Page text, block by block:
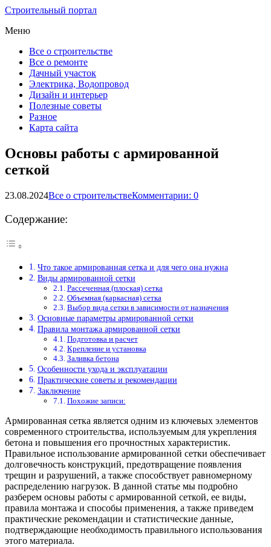
Строительный портал
Меню
Все о строительстве
Все о ремонте
Дачный участок
Электрика, Водопровод
Дизайн и интерьер
Полезные советы
Разное
Карта сайта
Основы работы с армированной
сеткой
23.08.2024Все о строительствеКомментарии: 0
Содержание:
Что такое армированная сетка и для чего она нужна
Виды армированной сетки
Рассеченная (плоская) сетка
Объемная (каркасная) сетка
Выбор вида сетки в зависимости от назначения
Основные параметры армированной сетки
Правила монтажа армированной сетки
Подготовка и расчет
Крепление и установка
Заливка бетона
Особенности ухода и эксплуатации
Практические советы и рекомендации
Заключение
Похожие записи:
Армированная сетка является одним из ключевых элементов
современного строительства, используемым для укрепления
бетона и повышения его прочностных характеристик.
Правильное использование армированной сетки обеспечивает
долговечность конструкций, предотвращение появления
трещин и разрушений, а также способствует равномерному
распределению нагрузок. В данной статье мы подробно
разберем основы работы с армированной сеткой, ее виды,
правила монтажа и способы применения, а также приведем
практические рекомендации и статистические данные,
подтверждающие необходимость правильного использования
этого материала.